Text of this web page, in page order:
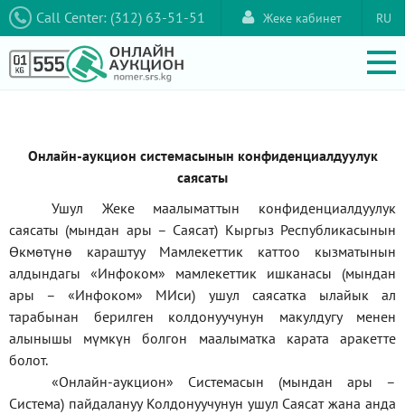
Call Center: (312) 63-51-51 RU
Жеке кабинет
Онлайн-аукцион системасынын конфиденциалдуулук
саясаты
Ушул Жеке маалыматтын конфиденциалдуулук
саясаты (мындан ары – Саясат) Кыргыз Республикасынын
Өкмөтүнө караштуу Мамлекеттик каттоо кызматынын
алдындагы «Инфоком» мамлекеттик ишканасы (мындан
ары –«Инфоком» МИси) ушул саясатка ылайык ал
тарабынан берилген колдонуучунун макулдугу менен
алынышы мүмкүн болгон маалыматка карата аракетте
болот.
«Онлайн-аукцион» Системасын (мындан ары –
Система) пайдалануу Колдонуучунун ушул Саясат жана анда